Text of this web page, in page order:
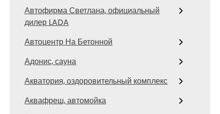
Автофирма Светлана, официальный
дилер LADA
Автоцентр На Бетонной
Адонис, сауна
Акватория, оздоровительный комплекс
Аквафреш, автомойка